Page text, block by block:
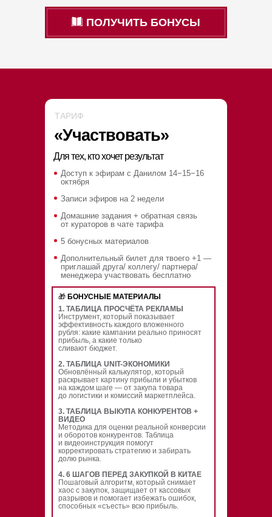
ПОЛУЧИТЬ БОНУСЫ
ТАРИФ
«Участвовать»
Для тех, кто хочет результат
Доступ к эфирам с Данилом 14−15−16
октября
Записи эфиров на 2 недели
Домашние задания + обратная связь
от кураторов в чате тарифа
5 бонусных материалов
Дополнительный билет для твоего +1 —
приглашай друга/ коллегу/ партнера/
менеджера участвовать бесплатно
1. ТАБЛИЦА ПРОСЧЁТА РЕКЛАМЫ
Инструмент, который показывает
эффективность каждого вложенного
рубля: какие кампании реально приносят
прибыль, а какие только
сливают бюджет.
2. ТАБЛИЦА UNIT-ЭКОНОМИКИ
Обновлённый калькулятор, который
раскрывает картину прибыли и убытков
на каждом шаге — от закупа товара
до логистики и комиссий маркетплейса.
3. ТАБЛИЦА ВЫКУПА КОНКУРЕНТОВ +
ВИДЕО
Методика для оценки реальной конверсии
и оборотов конкурентов. Таблица
и видеоинструкция помогут
корректировать стратегию и забирать
долю рынка.
4. 6 ШАГОВ ПЕРЕД ЗАКУПКОЙ В КИТАЕ
Пошаговый алгоритм, который снимает
хаос с закупок, защищает от кассовых
разрывов и помогает избежать ошибок,
способных «съесть» всю прибыль.
🎁 БОНУСНЫЕ МАТЕРИАЛЫ